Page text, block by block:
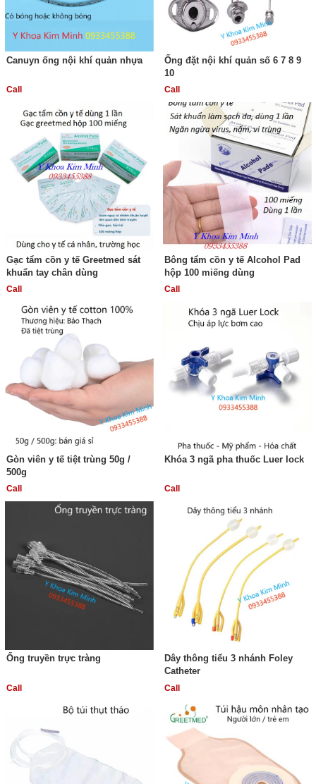
Canuyn ống nội khí quản nhựa
Call
Ống đặt nội khí quản số 6 7 8 9
10
Call
Gạc tẩm cồn y tế Greetmed sát
khuẩn tay chân dùng
Call
Bông tẩm cồn y tế Alcohol Pad
hộp 100 miếng dùng
Call
Gòn viên y tế tiệt trùng 50g /
500g
Call
Khóa 3 ngã pha thuốc Luer lock
Call
Ống truyền trực tràng
Call
Dây thông tiểu 3 nhánh Foley
Catheter
Call